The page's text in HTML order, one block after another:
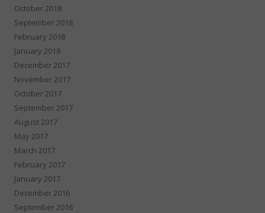
October 2018
September 2018
February 2018
January 2018
December 2017
November 2017
October 2017
September 2017
August 2017
May 2017
March 2017
February 2017
January 2017
December 2016
September 2016